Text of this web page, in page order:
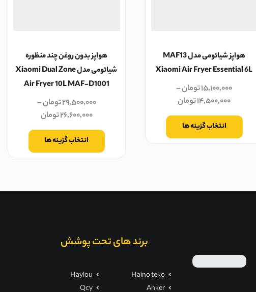
هواپز شیائومی مدل MAF13
Xiaomi Air Fryer Essential 6L
۱۵,۱۰۰,۰۰۰تومان–
۱۴,۵۰۰,۰۰۰تومان
انتخاب گزینه ها
هواپز بدون روغن چند منظوره
شیائومی مدل Xiaomi Dual Zone
Air Fryer 10L MAF-D1001
۲۹,۵۰۰,۰۰۰تومان–
۲۶,۶۰۰,۰۰۰تومان
انتخاب گزینه ها
برند های تحت پوشش
Haino teko
Anker
Haylou
Qcy